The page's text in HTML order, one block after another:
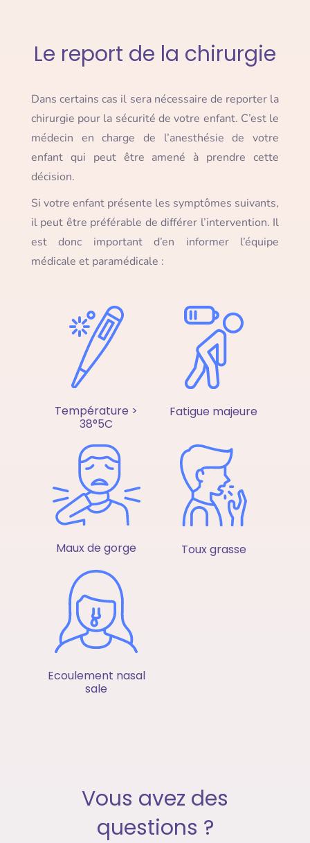
Le report de la chirurgie
Dans certains cas il sera nécessaire de reporter la
chirurgie pour la sécurité de votre enfant. C’est le
médecin en charge de l’anesthésie de votre
enfant qui peut être amené à prendre cette
décision.
Si votre enfant présente les symptômes suivants,
il peut être préférable de différer l’intervention. Il
est donc important d’en informer l’équipe
médicale et paramédicale :
Température >
38°5C
Fatigue majeure
Maux de gorge Toux grasse
Ecoulement nasal
sale
Vous avez des
questions ?